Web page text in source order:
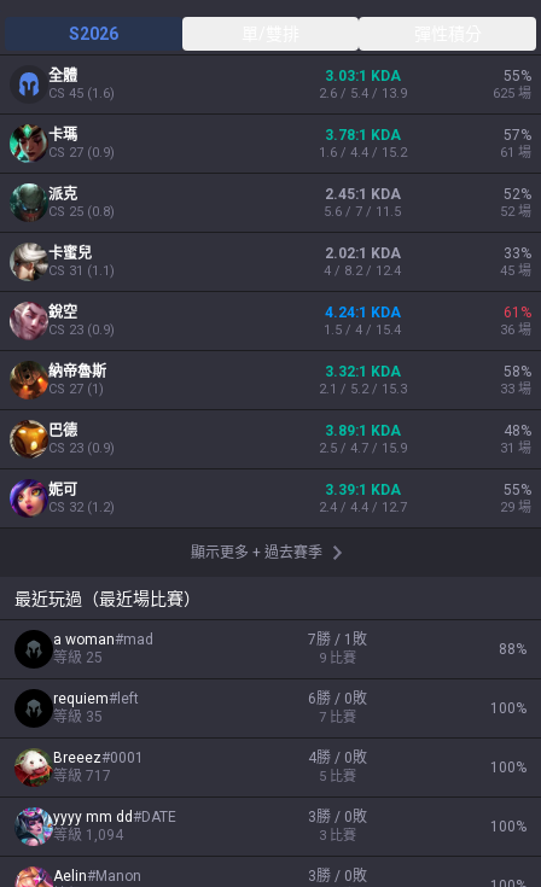
S2026
全體
CS 45 (1.6)
3.03:1 KDA
2.6 / 5.4 / 13.9
55%
625 場
卡瑪
CS 27 (0.9)
3.78:1 KDA
1.6 / 4.4 / 15.2
57%
61 場
派克
CS 25 (0.8)
2.45:1 KDA
5.6 / 7 / 11.5
52%
52 場
卡蜜兒
CS 31 (1.1)
2.02:1 KDA
4 / 8.2 / 12.4
33%
45 場
銳空
CS 23 (0.9)
4.24:1 KDA
1.5 / 4 / 15.4
61 %
36 場
納帝魯斯
CS 27 (1)
3.32:1 KDA
2.1 / 5.2 / 15.3
58%
33 場
巴德
CS 23 (0.9)
3.89:1 KDA
2.5 / 4.7 / 15.9
48%
31 場
妮可
CS 32(1.2)
3.39:1 KDA
2.4 / 4.4 / 12.7
55%
29 場
顯示更多 + 過去賽季
最近玩過（最近場比賽）
a woman#mad
等級 25
7勝 / 1敗
9 比賽
88%
requiem# left
等級 35
6勝 / 0敗
7 比賽
100%
Breeez#0001
等級 717
4勝 / 0敗
5 比賽
100%
yyyy mm dd#DATE
等級 1,094
3勝 / 0敗
3 比賽
100%
Aelin#Manon
3勝 / 0敗